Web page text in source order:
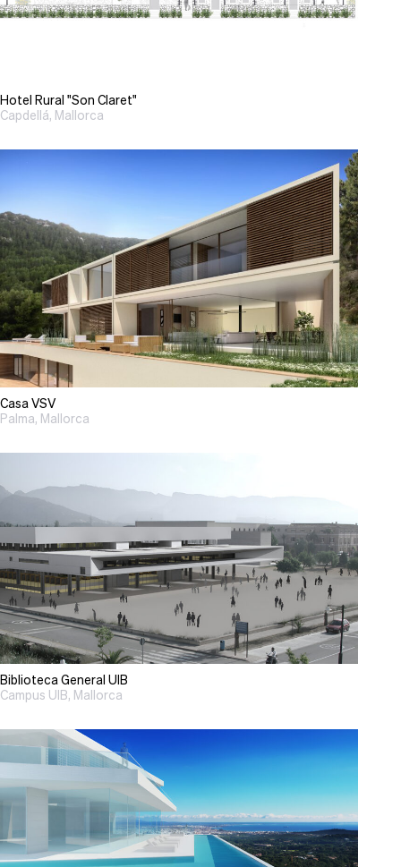
Hotel Rural "Son Claret"
Capdellá, Mallorca
Casa VSV
Palma, Mallorca
Biblioteca General UIB
Campus UIB, Mallorca